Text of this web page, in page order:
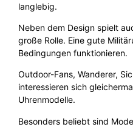
langlebig.
Neben dem Design spielt
große Rolle. Eine gute
Bedingungen funktionieren.
Outdoor-Fans, Wanderer,
interessieren sich
Uhrenmodelle.
Besonders beliebt sind